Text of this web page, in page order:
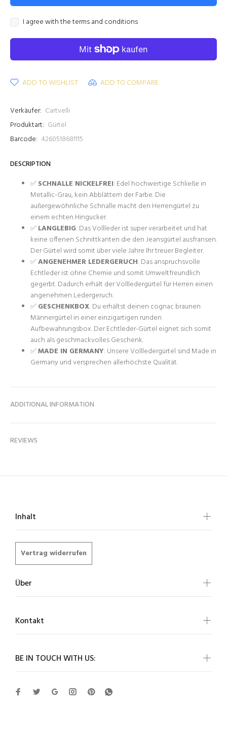
I agree with the terms and conditions
ADD TO WISHLIST ADD TO COMPARE
Verkäufer: Cartvelli
Produktart: Gürtel
Barcode: 4260518681115
DESCRIPTION
✅SCHNALLE NICKELFREI: Edel hochwertige Schließe in
Metallic-Grau, kein Abblättern der Farbe. Die
außergewöhnliche Schnalle macht den Herrengürtel zu
einem echten Hingucker.
✅LANGLEBIG: Das Vollleder ist super verarbeitet und hat
keine offenen Schnittkanten die den Jeansgürtel ausfransen.
Der Gürtel wird somit über viele Jahre Ihr treuer Begleiter.
✅ANGENEHMER LEDERGERUCH: Das anspruchsvolle
Echtleder ist ohne Chemie und somit Umweltfreundlich
gegerbt. Dadurch erhält der Vollledergürtel für Herren einen
angenehmen Ledergeruch.
✅GESCHENKBOX: Du erhältst deinen cognac braunen
Männergürtel in einer einzigartigen runden
Aufbewahrungsbox. Der Echtleder-Gürtel eignet sich somit
auch als geschmackvolles Geschenk.
✅MADE IN GERMANY: Unsere Vollledergürtel sind Made in
Germany und versprechen allerhöchste Qualität.
ADDITIONAL INFORMATION
REVIEWS
BE IN TOUCH WITH US:
Inhalt
Vertrag widerrufen
Über
Kontakt